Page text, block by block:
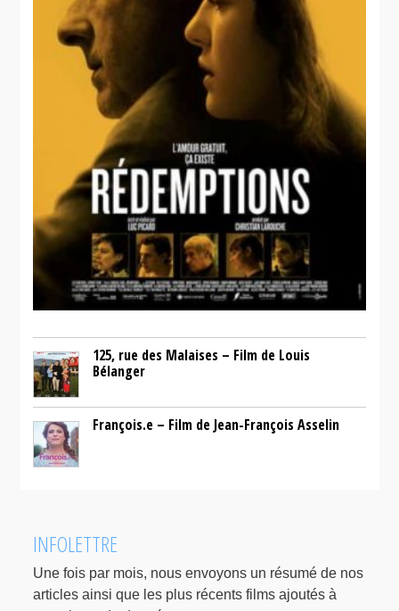
125, rue des Malaises – Film de Louis
Bélanger
François.e – Film de Jean-François Asselin
INFOLETTRE
Une fois par mois, nous envoyons un résumé de nos
articles ainsi que les plus récents films ajoutés à